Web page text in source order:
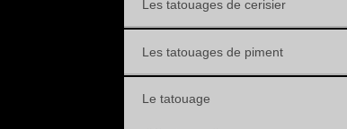
Les tatouages de cerisier
Les tatouages de piment
Le tatouage